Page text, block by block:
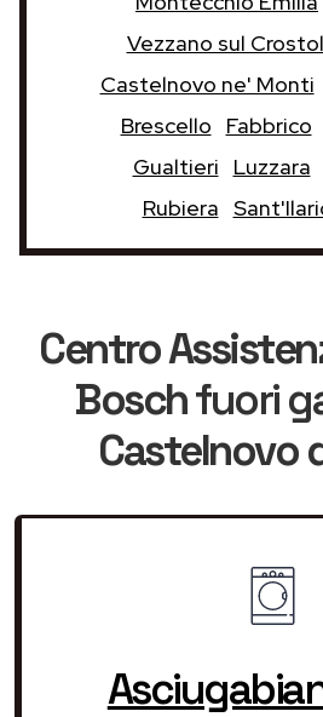
Vezzano sul
Castelnovo ne' Monti
Brescello
Fabbrico
Gualtieri
Luzzara
Rubiera
Centro
Boschfuori
Castelnovo